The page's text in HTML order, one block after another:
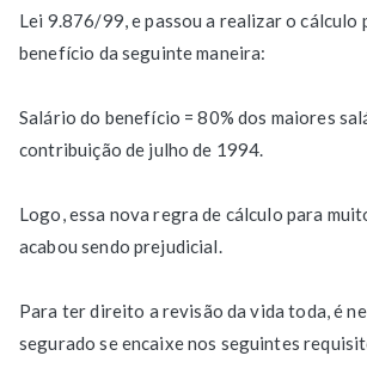
Lei 9.876/99, e passou a realizar o cálculo
benefício da seguinte maneira:
Salário do benefício = 80% dos maiores
contribuição de julho de 1994.
Logo, essa nova regra de cálculo para
acabou sendo prejudicial.
Para ter direito a revisão da vida toda, é
segurado se encaixe nos seguintes